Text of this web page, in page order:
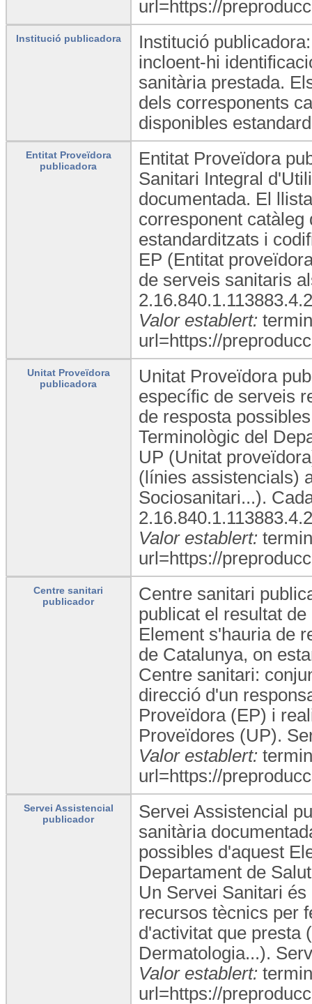
url=https://
Institució publicadora
Institució
incloent-hi
sanitària prestada.
dels corresponents
disponibles
Entitat Proveïdora
publicadora
Entitat Proveïdora
Sanitari Integral
documentada. El
corresponent
estandarditzats i
EP (Entitat
de serveis sanitaris
Valor establert:
url=https://
Unitat Proveïdora
publicadora
Unitat Proveïdora
específic de serveis
de resposta
Terminològic del
UP (Unitat
(línies assistencials)
Sociosanitari...).
Valor establert:
url=https://
Centre sanitari
publicador
Centre sanitari
publicat el resultat
Element s'hauria de
de Catalunya, on
Centre sanitari:
direcció d'un
Proveïdora (EP) i
Proveïdores (UP).
Valor establert:
url=https://
Servei Assistencial
publicador
Servei Assistencial
sanitària
possibles d'aquest
Departament de
Un Servei Sanitari
recursos tècnics per
d'activitat que presta
Dermatologia...).
Valor establert:
url=https://